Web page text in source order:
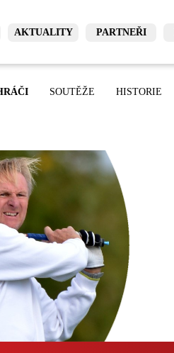
AKTUALITY PARTNEŘI
SOUTĚŽE HISTORIE